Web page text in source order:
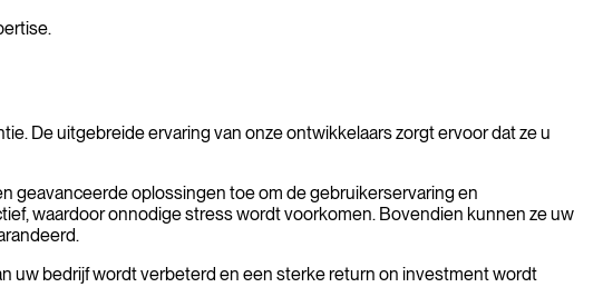
De uitgebreide ervaring van onze ontwikkelaars zorgt ervoor dat ze u
geavanceerde oplossingen toe om de gebruikerservaring en
waardoor onnodige stress wordt voorkomen. Bovendien kunnen ze uw
uw bedrijf wordt verbeterd en een sterke return on investment wordt